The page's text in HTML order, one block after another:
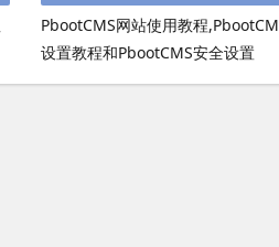
PbootCMS网站使用教程
设置教程和PbootCMS安全设置